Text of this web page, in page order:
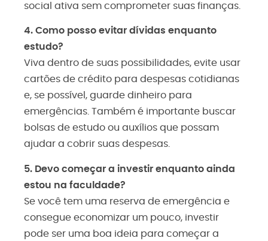
social ativa sem comprometer suas finanças.
4. Como posso evitar dívidas enquanto
estudo?
Viva dentro de suas possibilidades, evite usar
cartões de crédito para despesas cotidianas
e, se possível, guarde dinheiro para
emergências. Também é importante buscar
bolsas de estudo ou auxílios que possam
ajudar a cobrir suas despesas.
5. Devo começar a investir enquanto ainda
estou na faculdade?
Se você tem uma reserva de emergência e
consegue economizar um pouco, investir
pode ser uma boa ideia para começar a